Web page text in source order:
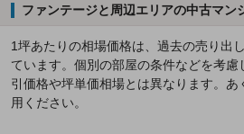
ファンテージと周辺エリアの中古マン
1坪あたりの相場価格は、過去の売り出
ています。個別の部屋の条件などを考慮
引価格や坪単価相場とは異なります。あ
用ください。